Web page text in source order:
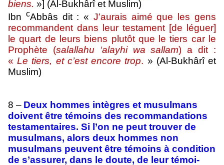
biens. »] (Al-Bukhârî et Muslim)
Ibn cAbbâs dit : « J’aurais aimé que les gens
recom­mandent dans leur testament [de léguer]
le quart de leurs biens plutôt que le tiers car le
Prophète (salallahu ‘alayhi wa sallam) a dit :
«Le tiers, et c’est encore trop. » (Al-Bukhârî et
Muslim)
8 – Deux hommes intègres et musulmans
doivent être témoins des recom­man­dations
testamentaires. Si l’on ne peut trouver de
musulmans, alors deux hommes non
musulmans peuvent être témoins à condition
de s’assurer, dans le doute, de leur témoi­